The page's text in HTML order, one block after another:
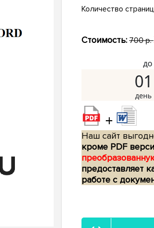
Количество
Стоимость: 700 р.
01
+
Наш сайт
кроме PDF
предоставляет
работе с